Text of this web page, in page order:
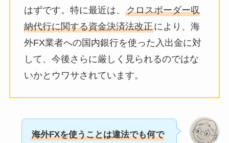
はずです。特に最近は、 クロスボーダー収
納代行に関する資金決済法改正により、海
外FX業者への国内銀行を使った入出金に対
して、今後さらに厳しく見られるのではな
いかとウワサされています。
海外FXを使うことは違法でも何で